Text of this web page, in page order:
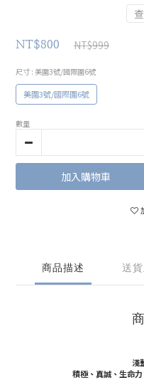
NT$800 NT$999
尺寸 : 美圍3號/國際圍6號
美圍3號/國際圍6號
數量
加入購物車
商品描述 送
淺
積極、真誠、生命力